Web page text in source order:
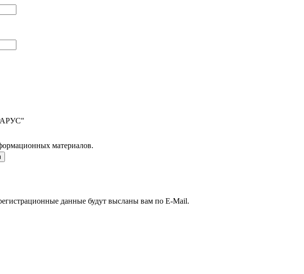
материалов.
данные будут высланы вам по E-Mail.